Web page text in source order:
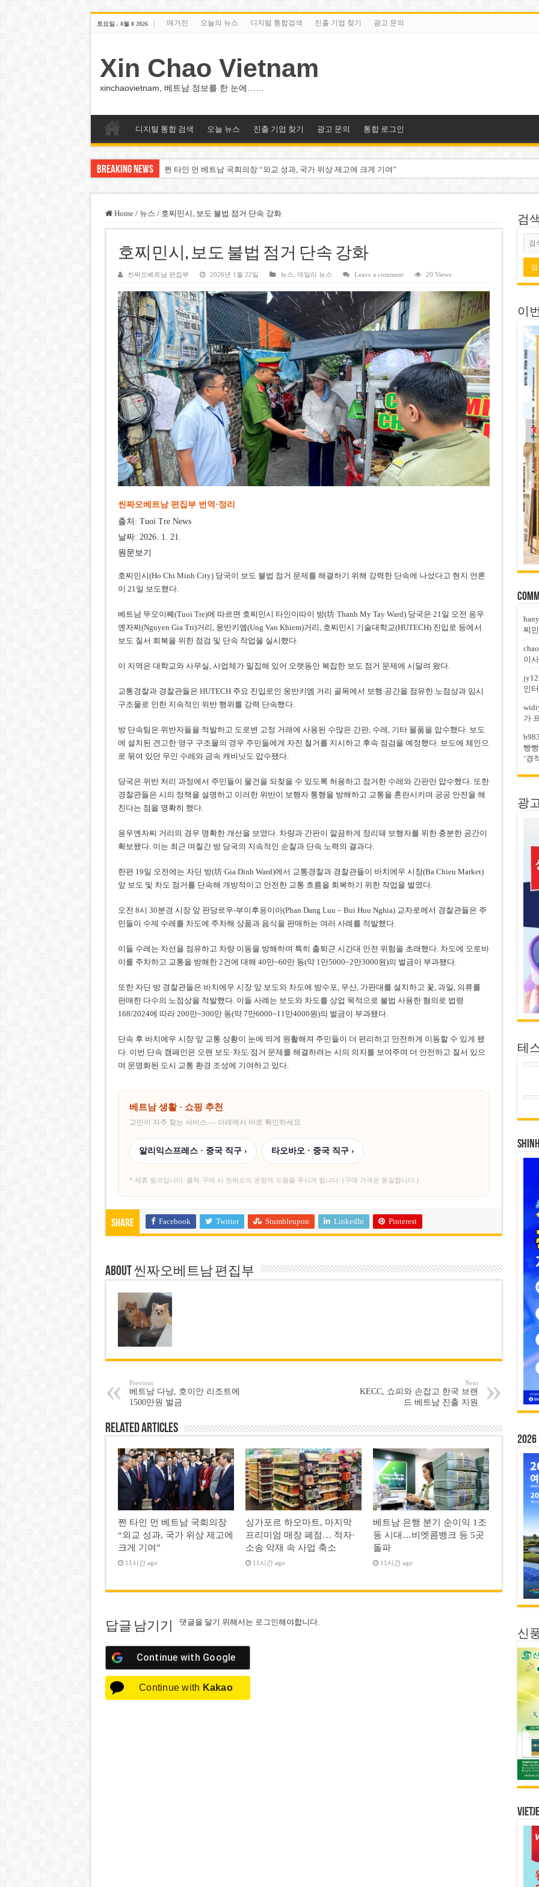
토요일 , 8월 8 2026 매거진 오늘의 뉴스 디지털 통합검색 진출 기업 찾기 광고 문의
Xin Chao Vietnam
xinchaovietnam, 베트남 정보를 한 눈에……
디지털 통합 검색 오늘 뉴스 진출 기업 찾기 광고 문의 통합 로그인
Breaking News 쩐 타인 먼 베트남 국회의장 “외교 성과, 국가 위상 제고에 크게 기여”
베트남 은행 분기 순이익 1조 동 시대…비엣콤뱅크 등 5곳 돌파
PNJ, 다이아몬드 밀수 여파에 2분기 적자… 10월 임시 주총 개최
팜 녓 브엉 빈그룹 회장 딸, 그룹 계열사 경영에 첫 등장
케펠, 투티엠 엠파이어시티 지분 전량 2억7000만 달러에 매각
베트남 MB은행, 2026년 수익 목표 자신…부동산 대출 비율 13% 고수
베트남주식 HAT, 15년 연속 현금 배당…주당 3,000동 지급
‘1,000억 달러 남북고속철 투자’ 호언장담 메콜로르 회장 체포
베트남 세무당국, 납세자 정보 공개 기준·절차 명확화
Home / 뉴스 / 호찌민시, 보도 불법 점거 단속 강화
호찌민시, 보도 불법 점거 단속 강화
씬짜오베트남 편집부 2026년 1월 22일 뉴스 데일리 뉴스 Leave a comment 20 Views
씬짜오베트남 편집부 번역·정리
출처: Tuoi Tre News
날짜: 2026. 1. 21.
원문보기
호찌민시(Ho Chi Minh City) 당국이 보도 불법 점거 문제를 해결하기 위해 강력한 단속에 나섰다고 현지 언론
이 21일 보도했다.
베트남 뚜오이쩨(Tuoi Tre)에 따르면 호찌민시 타인미따이 방(坊·Thanh My Tay Ward) 당국은 21일 오전 응우
옌자찌(Nguyen Gia Tri)거리, 웅반키엠(Ung Van Khiem)거리, 호찌민시 기술대학교(HUTECH) 진입로 등에서
보도 질서 회복을 위한 점검 및 단속 작업을 실시했다.
이 지역은 대학교와 사무실, 사업체가 밀집해 있어 오랫동안 복잡한 보도 점거 문제에 시달려 왔다.
교통경찰과 경찰관들은 HUTECH 주요 진입로인 웅반키엠 거리 골목에서 보행 공간을 점유한 노점상과 임시
구조물로 인한 지속적인 위반 행위를 강력 단속했다.
방 단속팀은 위반자들을 적발하고 도로변 고정 거래에 사용된 수많은 간판, 수레, 기타 물품을 압수했다. 보도
에 설치된 견고한 영구 구조물의 경우 주민들에게 자진 철거를 지시하고 후속 점검을 예정했다. 보도에 체인으
로 묶여 있던 무인 수레와 금속 캐비닛도 압수됐다.
당국은 위반 처리 과정에서 주민들이 물건을 되찾을 수 있도록 허용하고 점거한 수레와 간판만 압수했다. 또한
경찰관들은 시의 정책을 설명하고 이러한 위반이 보행자 통행을 방해하고 교통을 혼란시키며 공공 안전을 해
친다는 점을 명확히 했다.
응우옌자찌 거리의 경우 명확한 개선을 보였다. 차량과 간판이 깔끔하게 정리돼 보행자를 위한 충분한 공간이
확보됐다. 이는 최근 며칠간 방 당국의 지속적인 순찰과 단속 노력의 결과다.
한편 19일 오전에는 자딘 방(坊·Gia Dinh Ward)에서 교통경찰과 경찰관들이 바치에우 시장(Ba Chieu Market)
앞 보도 및 차도 점거를 단속해 개방적이고 안전한 교통 흐름을 회복하기 위한 작업을 벌였다.
오전 8시 30분경 시장 앞 판당르우-부이후응이아(Phan Dang Luu – Bui Huu Nghia) 교차로에서 경찰관들은 주
민들이 수제 수레를 차도에 주차해 상품과 음식을 판매하는 여러 사례를 적발했다.
이들 수레는 차선을 점유하고 차량 이동을 방해하며 특히 출퇴근 시간대 안전 위험을 초래했다. 차도에 오토바
이를 주차하고 교통을 방해한 2건에 대해 40만~60만 동(약 1만5000~2만3000원)의 벌금이 부과됐다.
또한 자딘 방 경찰관들은 바치에우 시장 앞 보도와 차도에 방수포, 우산, 가판대를 설치하고 꽃, 과일, 의류를
판매한 다수의 노점상을 적발했다. 이들 사례는 보도와 차도를 상업 목적으로 불법 사용한 혐의로 법령
168/2024에 따라 200만~300만 동(약 7만6000~11만4000원)의 벌금이 부과됐다.
단속 후 바치에우 시장 앞 교통 상황이 눈에 띄게 원활해져 주민들이 더 편리하고 안전하게 이동할 수 있게 됐
다. 이번 단속 캠페인은 오랜 보도·차도 점거 문제를 해결하려는 시의 의지를 보여주며 더 안전하고 질서 있으
며 문명화된 도시 교통 환경 조성에 기여하고 있다.
베트남 생활 · 쇼핑 추천
교민이 자주 찾는 서비스 — 아래에서 바로 확인하세요
알리익스프레스 · 중국 직구 › 타오바오 · 중국 직구 ›
* 제휴 링크입니다. 클릭·구매 시 씬짜오의 운영에 도움을 주시게 됩니다. (구매 가격은 동일합니다.)
Share Facebook Twitter Stumbleupon LinkedIn Pinterest
About 씬짜오베트남 편집부
Previous
베트남 다낭, 호이안 리조트에
1500만원 벌금
Next
KECC, 쇼피와 손잡고 한국 브랜
드 베트남 진출 지원
Related Articles
쩐 타인 먼 베트남 국회의장
“외교 성과, 국가 위상 제고에
크게 기여”
11시간 ago
싱가포르 하오마트, 마지막
프리미엄 매장 폐점… 적자·
소송 악재 속 사업 축소
11시간 ago
베트남 은행 분기 순이익 1조
동 시대…비엣콤뱅크 등 5곳
돌파
11시간 ago
답글 남기기 댓글을 달기 위해서는 로그인해야합니다.
Continue with Google
Continue with Kakao
검
이
찌
이
인
가
빵
‘경
광
테
신